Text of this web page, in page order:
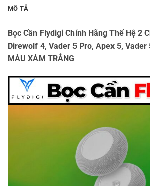
MÔ TẢ
Bọc Cần Flydigi Chính Hãng Thế Hệ 2
Direwolf 4, Vader 5 Pro, Apex 5, Vader
MÀU XÁM TRẮNG